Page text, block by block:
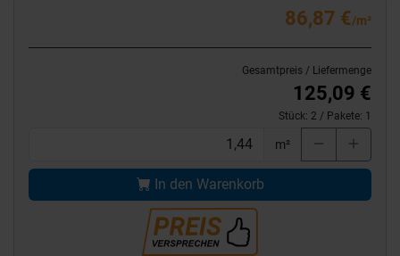
86,87 €/m²
Gesamtpreis / Liefermenge
125,09 €
Stück: 2 / Pakete: 1
m²
In den Warenkorb